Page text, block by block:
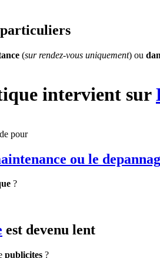
particuliers
(sur rendez-vous uniquement) ou
intervient sur
pour
ou le
?
est devenu lent
publicites ?